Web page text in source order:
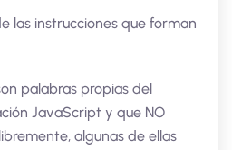
las instrucciones que forman
palabras propias del
JavaScript y que NO
algunas de ellas